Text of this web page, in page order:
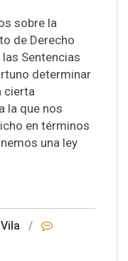
sobre la
de Derecho
Sentencias
determinar
cierta
la que nos
en términos
una ley
/